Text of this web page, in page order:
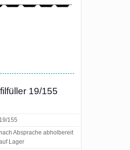
19/155
19/155
Absprache abholbereit
Lager